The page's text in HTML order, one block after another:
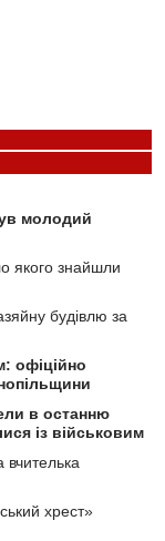
молодий
якого знайшли
будівлю за
офіційно
в останню
із військовим
хрест»